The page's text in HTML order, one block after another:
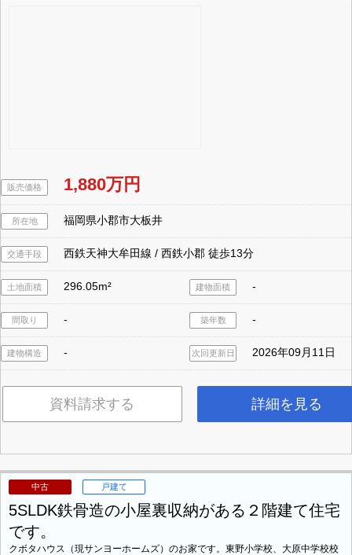
販売価格 1,880万円
所在地 福岡県小郡市大板井
交通手段 西鉄天神大牟田線 / 西鉄小郡 徒歩13分
土地面積 296.05m² 建物面積 -
間取り - 築年数 -
建物構造 - 次回更新日 2026年09月11日
資料請求する 詳細を見る
中古 戸建て
5SLDK鉄骨造の小屋裏収納がある２階建て住宅
です。
クボタハウス（現サンヨーホームズ）のお家です。東野小学校、大原中学校校